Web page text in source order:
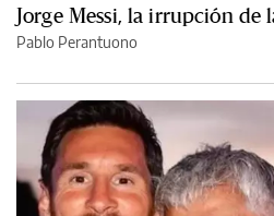
Jorge Messi, la irrupción de
Pablo Perantuono